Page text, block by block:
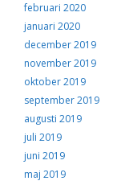
februari 2020
januari 2020
december 2019
november 2019
oktober 2019
september 2019
augusti 2019
juli 2019
juni 2019
maj 2019